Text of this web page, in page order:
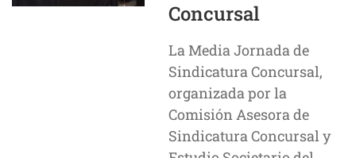
Concursal
La Media Jornada de
Sindicatura Concursal,
organizada por la
Comisión Asesora de
Sindicatura Concursal y